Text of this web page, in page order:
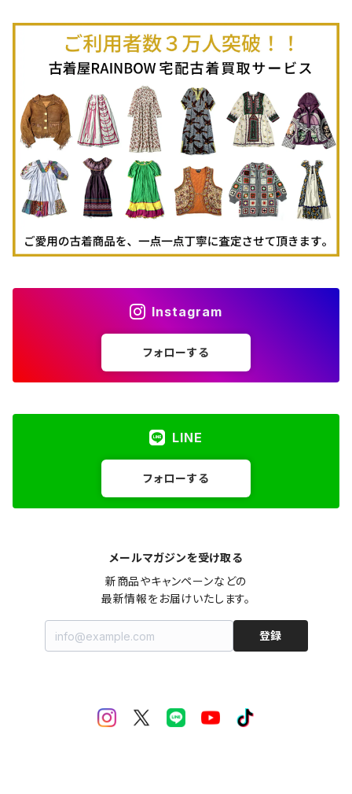
古着長袖ポロシャツ
古着スウェット
古着パーカー
古着タンクトップ
古着羽織り
Instagram
フォローする
LINE
フォローする
メールマガジンを受け取る
新商品やキャンペーンなどの
最新情報をお届けいたします。
登録